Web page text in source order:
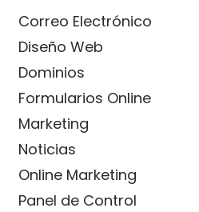
Correo Electrónico
Diseño Web
Dominios
Formularios Online
Marketing
Noticias
Online Marketing
Panel de Control